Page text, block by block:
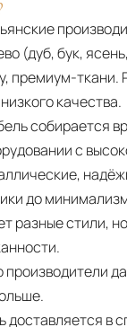
(дуб, бук,
премиум-ткани.
качества.
собирается
с
до
разные стили,
доставляется в